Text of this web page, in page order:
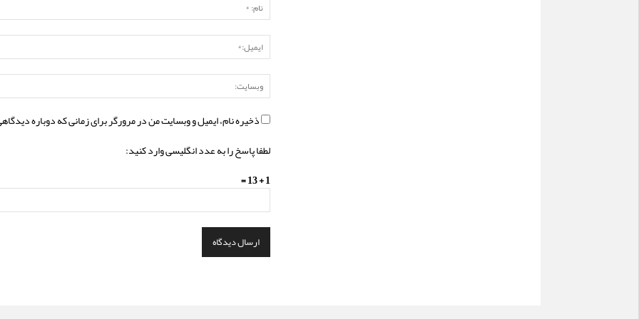
ذخیره نام، ایمیل و وبسایت من در مرورگر برای زمانی که دوباره
لطفا پاسخ را به عدد انگلیسی وارد کنید:
1 + 13 =